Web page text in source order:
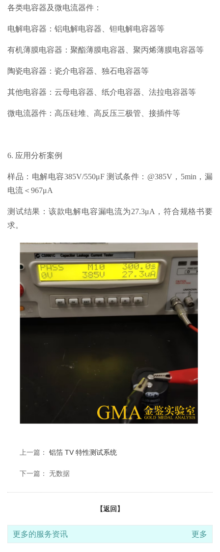
各类电容器及微电流器件：
电解电容器：铝电解电容器、钽电解电容器等
有机薄膜电容器：聚酯薄膜电容器、聚丙烯薄膜电容器等
陶瓷电容器：瓷介电容器、独石电容器等
其他电容器：云母电容器、纸介电容器、法拉电容器等
微电流器件：高压硅堆、高反压三极管、接插件等
6. 应用分析案例
样品：电解电容385V/550μF 测试条件：@385V，5min，漏
电流＜967μA
测试结果：该款电解电容漏电流为27.3μA，符合规格书要
求。
上一篇： 铝箔 TV 特性测试系统
下一篇： 无数据
【返回】
更多的服务资讯 更多